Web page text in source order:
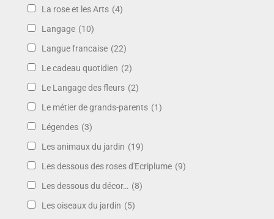
La rose et les Arts (4)
Langage (10)
Langue francaise (22)
Le cadeau quotidien (2)
Le Langage des fleurs (2)
Le métier de grands-parents (1)
Légendes (3)
Les animaux du jardin (19)
Les dessous des roses d'Ecriplume (9)
Les dessous du décor… (8)
Les oiseaux du jardin (5)